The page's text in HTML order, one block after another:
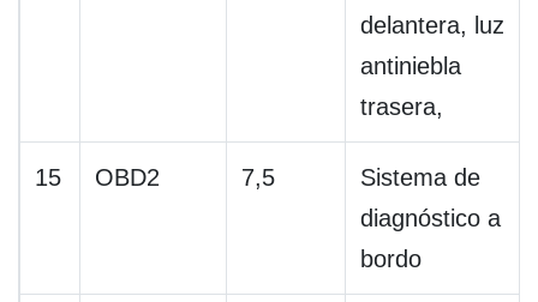
delantera, luz
antiniebla
trasera,
15 OBD2 7,5
Sistema de
diagnóstico a
bordo